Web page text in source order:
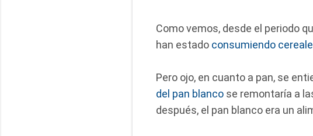
Como vemos, desde el periodo
han estado consumiendo
Pero ojo, en cuanto a pan, se
del pan blanco se remontaría a
después, el pan blanco era un